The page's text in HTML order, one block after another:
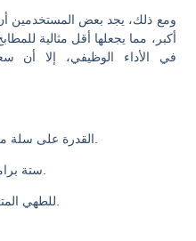
ومع ذلك، يجد بعض المستخدمين
أكبر، مما يجعلها أقل مثالية
في الأداء الوظيفي، إلا أن
“وظيفة "Match Cook" للطهي المتزامن.